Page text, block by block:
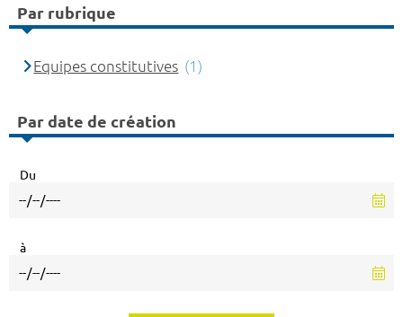
Par rubrique
Equipes constitutives (1)
Par date de création
Du
à